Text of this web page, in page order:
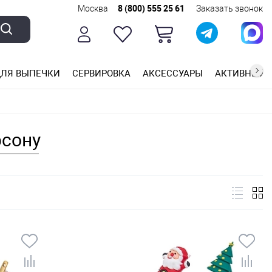
Москва 8 (800) 555 25 61 Заказать звонок
ВЫПЕЧКИ СЕРВИРОВКА АКСЕССУАРЫ АКТИВНЫЙ